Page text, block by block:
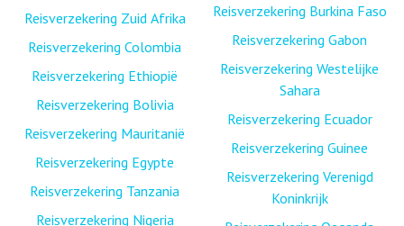
Reisverzekering Zuid Afrika
Reisverzekering Colombia
Reisverzekering Ethiopië
Reisverzekering Bolivia
Reisverzekering Mauritanië
Reisverzekering Egypte
Reisverzekering Tanzania
Reisverzekering Nigeria
Reisverzekering Burkina Faso
Reisverzekering Gabon
Reisverzekering Westelijke
Sahara
Reisverzekering Ecuador
Reisverzekering Guinee
Reisverzekering Verenigd
Koninkrijk